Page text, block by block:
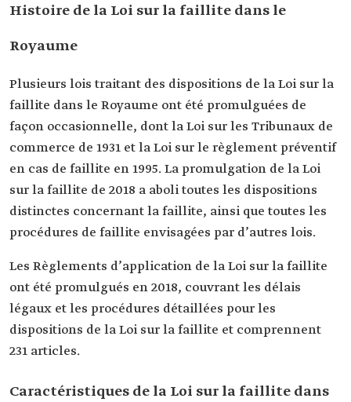
Histoire de la Loi sur la faillite dans le
Royaume
Plusieurs lois traitant des dispositions de la Loi sur la
faillite dans le Royaume ont été promulguées de
façon occasionnelle, dont la Loi sur les Tribunaux de
commerce de 1931 et la Loi sur le règlement préventif
en cas de faillite en 1995. La promulgation de la Loi
sur la faillite de 2018 a aboli toutes les dispositions
distinctes concernant la faillite, ainsi que toutes les
procédures de faillite envisagées par d’autres lois.
Les Règlements d’application de la Loi sur la faillite
ont été promulgués en 2018, couvrant les délais
légaux et les procédures détaillées pour les
dispositions de la Loi sur la faillite et comprennent
231 articles.
Caractéristiques de la Loi sur la faillite dans